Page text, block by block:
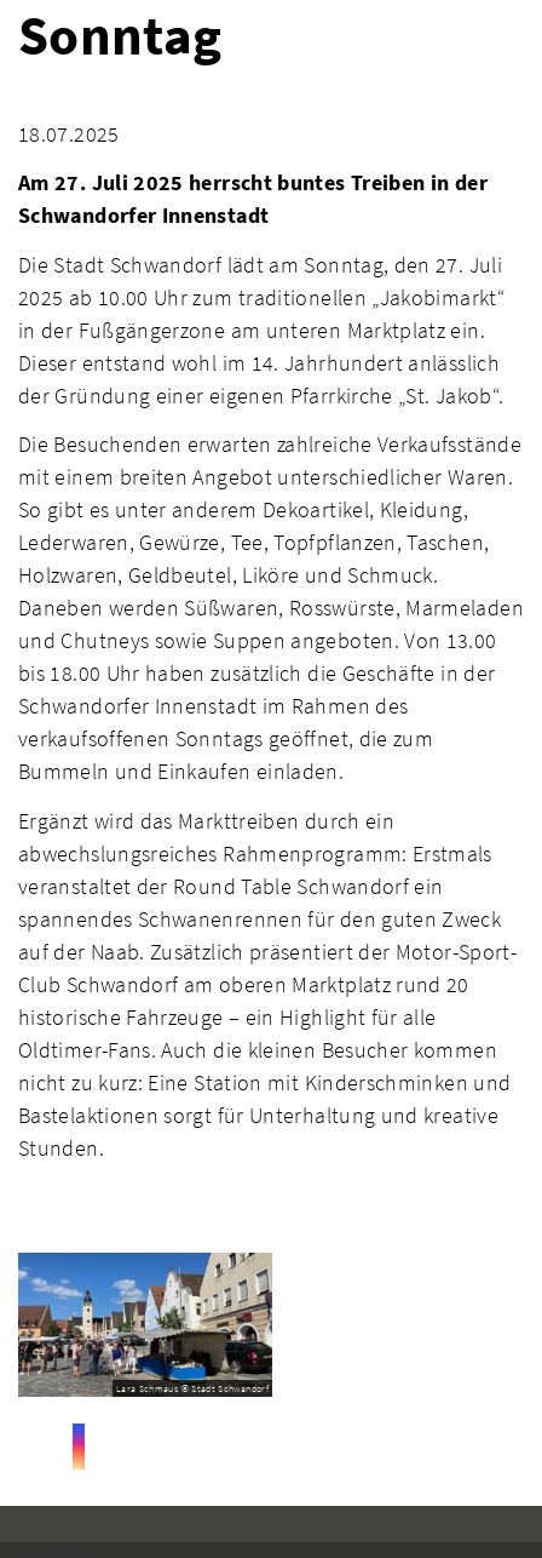
Sonntag
18.07.2025
Am 27. Juli 2025 herrscht buntes Treiben in der
Schwandorfer Innenstadt
Die Stadt Schwandorf lädt am Sonntag, den 27. Juli
2025 ab 10.00 Uhr zum traditionellen „Jakobimarkt“
in der Fußgängerzone am unteren Marktplatz ein.
Dieser entstand wohl im 14. Jahrhundert anlässlich
der Gründung einer eigenen Pfarrkirche „St. Jakob“.
Die Besuchenden erwarten zahlreiche Verkaufsstände
mit einem breiten Angebot unterschiedlicher Waren.
So gibt es unter anderem Dekoartikel, Kleidung,
Lederwaren, Gewürze, Tee, Topfpflanzen, Taschen,
Holzwaren, Geldbeutel, Liköre und Schmuck.
Daneben werden Süßwaren, Rosswürste, Marmeladen
und Chutneys sowie Suppen angeboten. Von 13.00
bis 18.00 Uhr haben zusätzlich die Geschäfte in der
Schwandorfer Innenstadt im Rahmen des
verkaufsoffenen Sonntags geöffnet, die zum
Bummeln und Einkaufen einladen.
Ergänzt wird das Markttreiben durch ein
abwechslungsreiches Rahmenprogramm: Erstmals
veranstaltet der Round Table Schwandorf ein
spannendes Schwanenrennen für den guten Zweck
auf der Naab. Zusätzlich präsentiert der Motor-Sport-
Club Schwandorf am oberen Marktplatz rund 20
historische Fahrzeuge – ein Highlight für alle
Oldtimer-Fans. Auch die kleinen Besucher kommen
nicht zu kurz: Eine Station mit Kinderschminken und
Bastelaktionen sorgt für Unterhaltung und kreative
Stunden.
Lara Schmaus © Stadt Schwandorf